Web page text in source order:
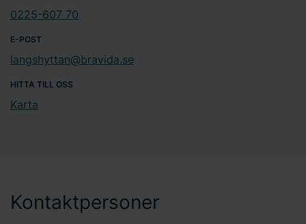
0225-607 70
E-POST
langshyttan@bravida.se
HITTA TILL OSS
Karta
Kontaktpersoner